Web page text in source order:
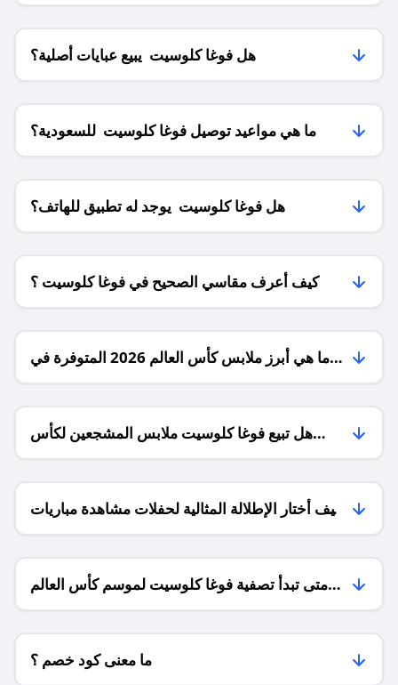
هل فوغا كلوسيت يبيع عبايات أصلية؟
ما هي مواعيد توصيل فوغا كلوسيت للسعودية؟
هل فوغا كلوسيت يوجد له تطبيق للهاتف؟
كيف أعرف مقاسي الصحيح في فوغا كلوسيت ؟
ما هي أبرز ملابس كأس العالم 2026 المتوفرة في
فوغا كلوسيت؟
هل تبيع فوغا كلوسيت ملابس المشجعين لكأس
العالم 2026؟
كيف أختار الإطلالة المثالية لحفلات مشاهدة مباريات
المونديال؟
متى تبدأ تصفية فوغا كلوسيت لموسم كأس العالم
2026؟
ما معنى كود خصم ؟